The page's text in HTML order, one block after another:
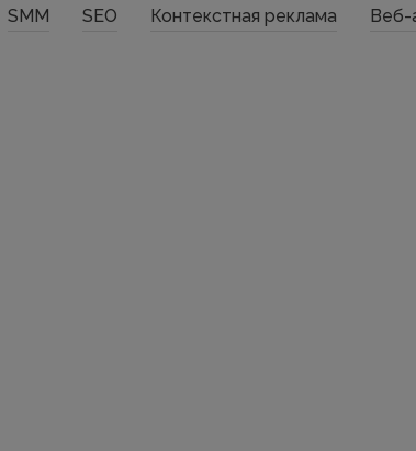
SMM SEO Контекстная реклама Веб-